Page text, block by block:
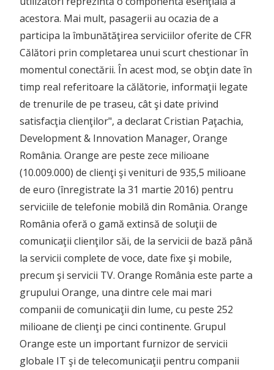
acestora. Mai mult, pasagerii au ocazia de a
participa la îmbunătăţirea serviciilor oferite de CFR
Călători prin completarea unui scurt chestionar în
momentul conectării. În acest mod, se obţin date în
timp real referitoare la călătorie, informaţii legate
de trenurile de pe traseu, cât şi date privind
satisfacţia clienţilor", a declarat Cristian Paţachia,
Development & Innovation Manager, Orange
România. Orange are peste zece milioane
(10.009.000) de clienţi şi venituri de 935,5 milioane
de euro (înregistrate la 31 martie 2016) pentru
serviciile de telefonie mobilă din România. Orange
România oferă o gamă extinsă de soluţii de
comunicaţii clienţilor săi, de la servicii de bază până
la servicii complete de voce, date fixe şi mobile,
precum şi servicii TV. Orange România este parte a
grupului Orange, una dintre cele mai mari
companii de comunicaţii din lume, cu peste 252
milioane de clienţi pe cinci continente. Grupul
Orange este un important furnizor de servicii
globale IT şi de telecomunicaţii pentru companii